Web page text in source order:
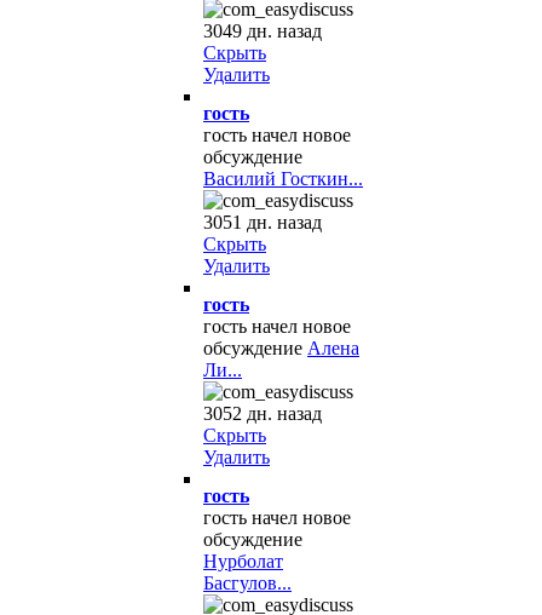
3049 дн. назад
Скрыть
Удалить
гость
гость начел новое
обсуждение
Василий Госткин...
3051 дн. назад
Скрыть
Удалить
гость
гость начел новое
обсуждение Алена
Ли...
3052 дн. назад
Скрыть
Удалить
гость
гость начел новое
обсуждение
Нурболат
Басгулов...